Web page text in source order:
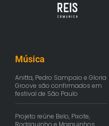
Música
Anitta, Pedro Sampaio e Gloria
Groove são confirmados em
festival de São Paulo
Projeto reúne Belo, Pixote,
Rodriguinho e Marquinhos